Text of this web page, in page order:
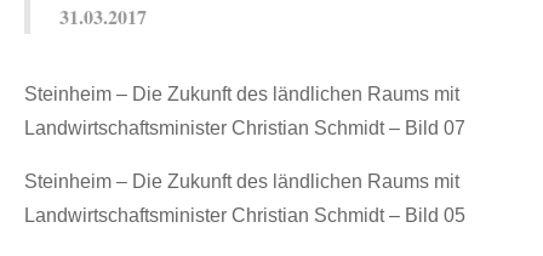
31.03.2017
Steinheim – Die Zukunft des ländlichen Raums mit
Landwirtschaftsminister Christian Schmidt – Bild 07
Steinheim – Die Zukunft des ländlichen Raums mit
Landwirtschaftsminister Christian Schmidt – Bild 05